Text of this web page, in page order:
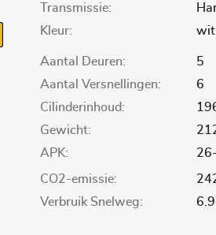
Transmissie:
Kleur: wit
Aantal Deuren: 5
Aantal Versnellingen: 6
Cilinderinhoud:
Gewicht:
APK:
CO2-emissie:
Verbruik Snelweg: